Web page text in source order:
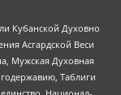
Кубанской Духовно
Асгардской Веси
Мужская Духовная
Таблиги